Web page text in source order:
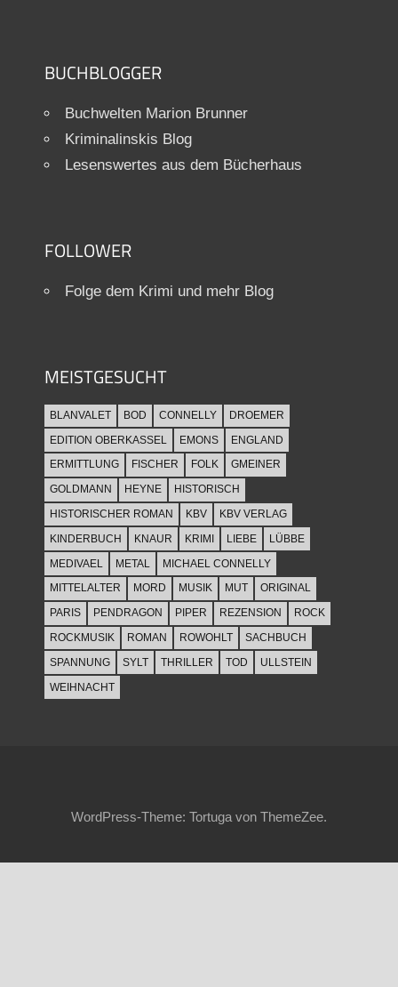
BUCHBLOGGER
Buchwelten Marion Brunner
Kriminalinskis Blog
Lesenswertes aus dem Bücherhaus
FOLLOWER
Folge dem Krimi und mehr Blog
MEISTGESUCHT
BLANVALET BOD CONNELLY
DROEMER
EDITION OBERKASSEL
EMONS
ENGLAND
ERMITTLUNG
FISCHER FOLK
GMEINER
GOLDMANN
HEYNE
HISTORISCH
HISTORISCHER ROMAN
KBV
KBV VERLAG
KINDERBUCH
KNAUR KRIMI LIEBE
LÜBBE
MEDIVAEL
METAL
MICHAEL CONNELLY
MITTELALTER
MORD MUSIK MUT
ORIGINAL
PARIS
PENDRAGON PIPER REZENSION
ROCK
ROCKMUSIK
ROMAN ROWOHLT
SACHBUCH
SPANNUNG
SYLT THRILLER TOD
ULLSTEIN
WEIHNACHT
WordPress-Theme: Tortuga von ThemeZee.